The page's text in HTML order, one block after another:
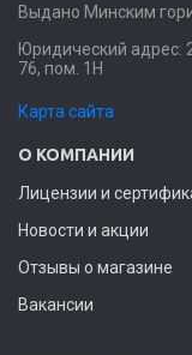
Выдано Минским
Юридический адрес:
76, пом. 1Н
Карта сайта
О КОМПАНИИ
Лицензии и
Новости и акции
Отзывы о магазине
Вакансии